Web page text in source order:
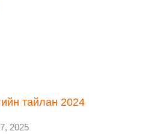
тайлан 2024
2025